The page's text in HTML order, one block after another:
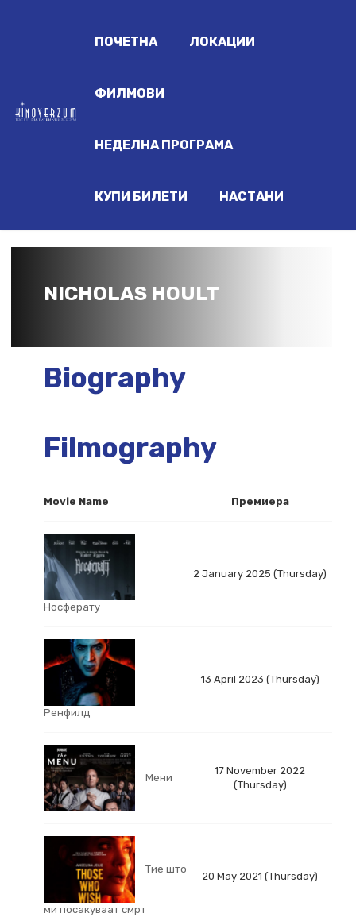
ПОЧЕТНА ЛОКАЦИИ
ФИЛМОВИ
НЕДЕЛНА ПРОГРАМА
КУПИ БИЛЕТИ НАСТАНИ
NICHOLAS HOULT
Biography
Filmography
Movie Name Премиера
Носферату
2 January 2025 (Thursday)
Ренфилд
13 April 2023 (Thursday)
Мени
17 November 2022
(Thursday)
Тие што
ми посакуваат смрт
20 May 2021 (Thursday)